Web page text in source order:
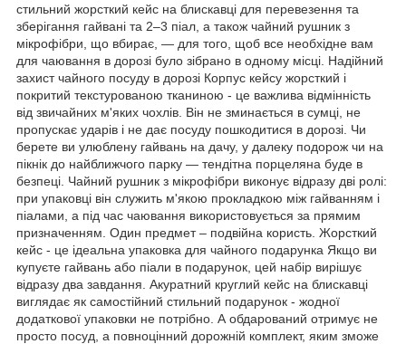
стильний жорсткий кейс на блискавці для перевезення та
зберігання гайвані та 2–3 піал, а також чайний рушник з
мікрофібри, що вбирає, — для того, щоб все необхідне вам
для чаювання в дорозі було зібрано в одному місці. Надійний
захист чайного посуду в дорозі Корпус кейсу жорсткий і
покритий текстурованою тканиною - це важлива відмінність
від звичайних м'яких чохлів. Він не зминається в сумці, не
пропускає ударів і не дає посуду пошкодитися в дорозі. Чи
берете ви улюблену гайвань на дачу, у далеку подорож чи на
пікнік до найближчого парку — тендітна порцеляна буде в
безпеці. Чайний рушник з мікрофібри виконує відразу дві ролі:
при упаковці він служить м'якою прокладкою між гайванням і
піалами, а під час чаювання використовується за прямим
призначенням. Один предмет – подвійна користь. Жорсткий
кейс - це ідеальна упаковка для чайного подарунка Якщо ви
купуєте гайвань або піали в подарунок, цей набір вирішує
відразу два завдання. Акуратний круглий кейс на блискавці
виглядає як самостійний стильний подарунок - жодної
додаткової упаковки не потрібно. А обдарований отримує не
просто посуд, а повноцінний дорожній комплект, яким зможе